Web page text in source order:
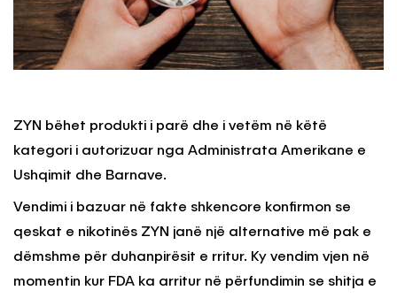
ZYN bëhet produkti i parë dhe i vetëm në këtë
kategori i autorizuar nga Administrata Amerikane e
Ushqimit dhe Barnave.
Vendimi i bazuar në fakte shkencore konfirmon se
qeskat e nikotinës ZYN janë një alternative më pak e
dëmshme për duhanpirësit e rritur. Ky vendim vjen në
momentin kur FDA ka arritur në përfundimin se shitja e